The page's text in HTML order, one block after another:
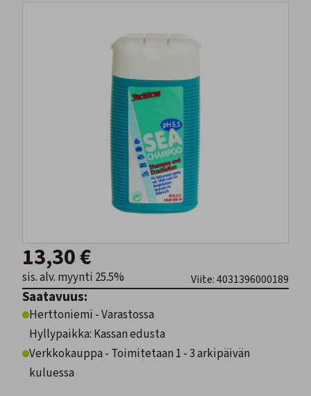
13,30 €
sis. alv. myynti 25.5% Viite: 4031396000189
Saatavuus:
Herttoniemi - Varastossa
Hyllypaikka: Kassan edusta
Verkkokauppa - Toimitetaan 1 - 3 arkipäivän
kuluessa